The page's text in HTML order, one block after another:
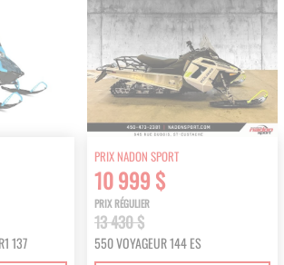
137
PRIX NADON SPORT
10 999 $
PRIX RÉGULIER
13 430 $
550 VOYAGEUR 144 ES